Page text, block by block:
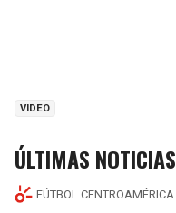
VIDEO
ÚLTIMAS NOTICIAS
FÚTBOL CENTROAMÉRICA